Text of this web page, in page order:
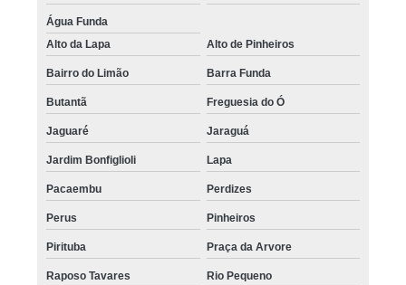
Água Funda
Alto da Lapa
Alto de Pinheiros
Bairro do Limão Barra Funda
Butantã Freguesia do Ó
Jaguaré Jaraguá
Jardim Bonfiglioli Lapa
Pacaembu Perdizes
Perus Pinheiros
Pirituba Praça da Arvore
Raposo Tavares Rio Pequeno